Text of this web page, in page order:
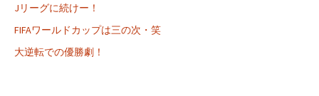
Jリーグに続けー！
FIFAワールドカップは三の次・笑
大逆転での優勝劇！